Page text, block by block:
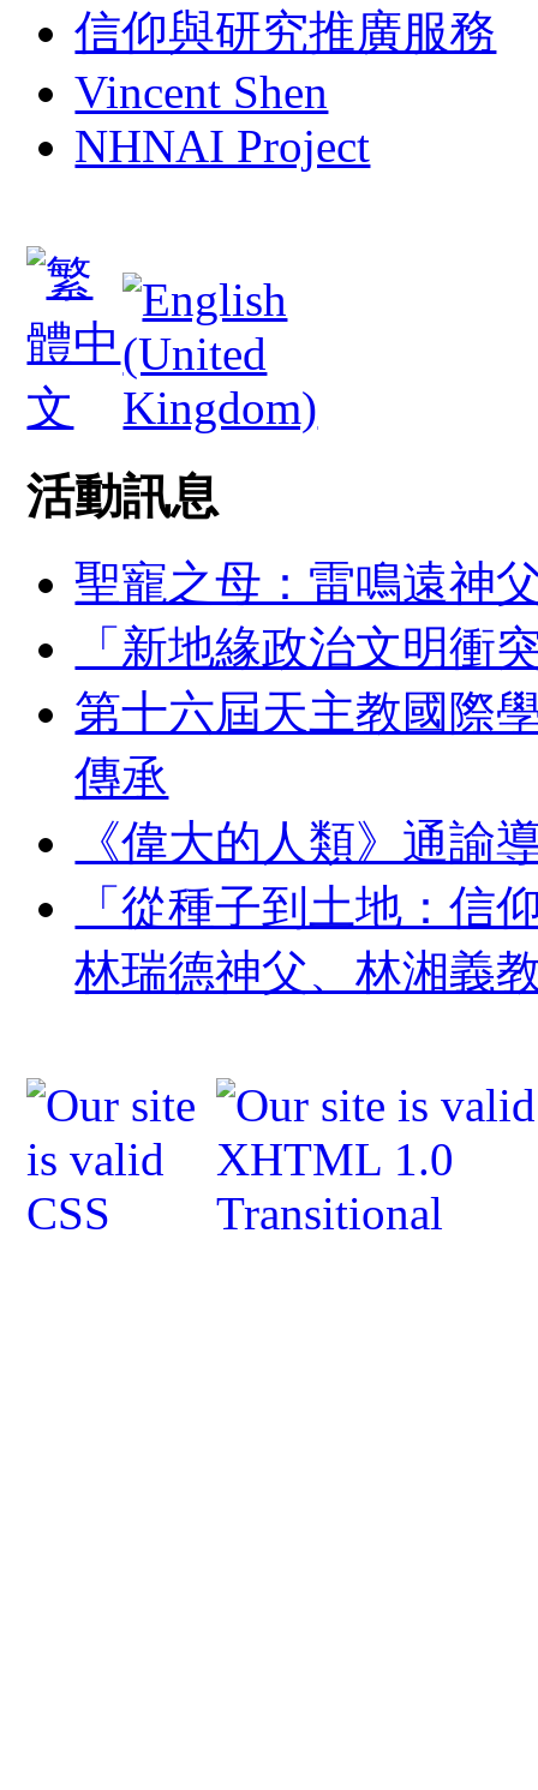
信仰與研究推廣服務
Vincent Shen
NHNAI Project
活動訊息
聖寵之母：雷鳴遠神
「新地緣政治文明衝
第十六屆天主教國際
傳承
《偉大的人類》通諭
「從種子到土地：信
林瑞德神父、林湘義